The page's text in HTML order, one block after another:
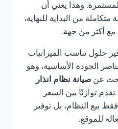
وهذا يعني أن
من البداية للنهاية،
مع أكثر من جهة.
حلول تناسب الميزانيات
الجودة الأساسية، وهو
عن صيانة نظام انذار
تقدم توازنًا بين السعر
بيع النظام، بل توفير
للموقع.